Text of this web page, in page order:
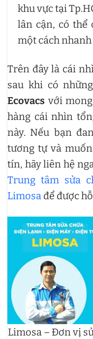
khu vực tại
lân cận, có thể
một cách
Trên đây là cái
sau khi có những
Ecovacs với
hàng cái nhìn
này. Nếu bạn
tương tự và
tín, hãy liên hệ
Trung tâm sửa
Limosa để được
Limosa – Đơn vị